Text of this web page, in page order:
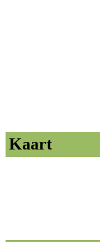
Kaart